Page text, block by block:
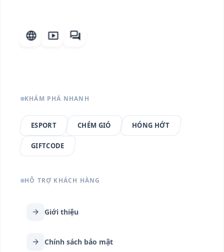
language smart_display forum
KHÁM PHÁ NHANH
ESPORT CHÉM GIÓ HÓNG HỚT
GIFTCODE
HỖ TRỢ KHÁCH HÀNG
arrow_forward Giới thiệu
arrow_forward Chính sách bảo mật